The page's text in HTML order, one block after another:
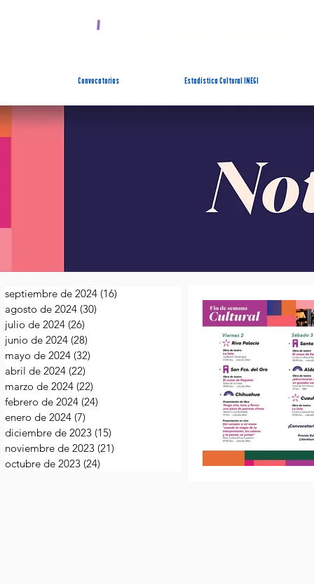
Convocatorias Estadística Cultural INEGI
septiembre de 2024 (16)
agosto de 2024 (30)
julio de 2024 (26)
junio de 2024 (28)
mayo de 2024 (32)
abril de 2024 (22)
marzo de 2024 (22)
febrero de 2024 (24)
enero de 2024 (7)
diciembre de 2023 (15)
noviembre de 2023 (21)
octubre de 2023 (24)